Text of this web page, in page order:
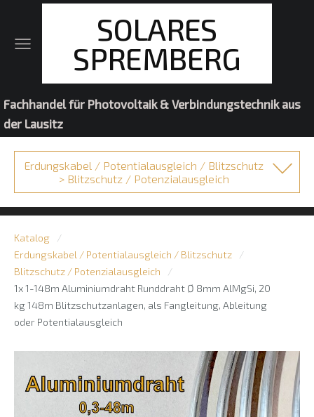
SOLARES
SPREMBERG
Fachhandel für Photovoltaik & Verbindungstechnik aus
der Lausitz
Erdungskabel / Potentialausgleich / Blitzschutz
> Blitzschutz / Potenzialausgleich
Katalog
Erdungskabel / Potentialausgleich / Blitzschutz
Blitzschutz / Potenzialausgleich
1x 1-148m Aluminiumdraht Runddraht Ø 8mm AlMgSi, 20
kg 148m Blitzschutzanlagen, als Fangleitung, Ableitung
oder Potentialausgleich